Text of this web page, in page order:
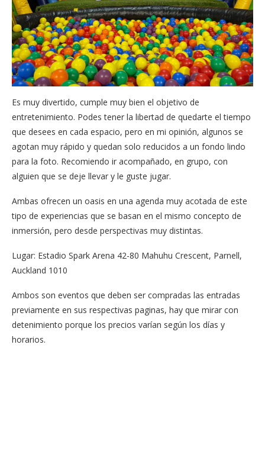
Es muy divertido, cumple muy bien el objetivo de
entretenimiento. Podes tener la libertad de quedarte el tiempo
que desees en cada espacio, pero en mi opinión, algunos se
agotan muy rápido y quedan solo reducidos a un fondo lindo
para la foto. Recomiendo ir acompañado, en grupo, con
alguien que se deje llevar y le guste jugar.
Ambas ofrecen un oasis en una agenda muy acotada de este
tipo de experiencias que se basan en el mismo concepto de
inmersión, pero desde perspectivas muy distintas.
Lugar: Estadio Spark Arena 42-80 Mahuhu Crescent, Parnell,
Auckland 1010
Ambos son eventos que deben ser compradas las entradas
previamente en sus respectivas paginas, hay que mirar con
detenimiento porque los precios varían según los días y
horarios.